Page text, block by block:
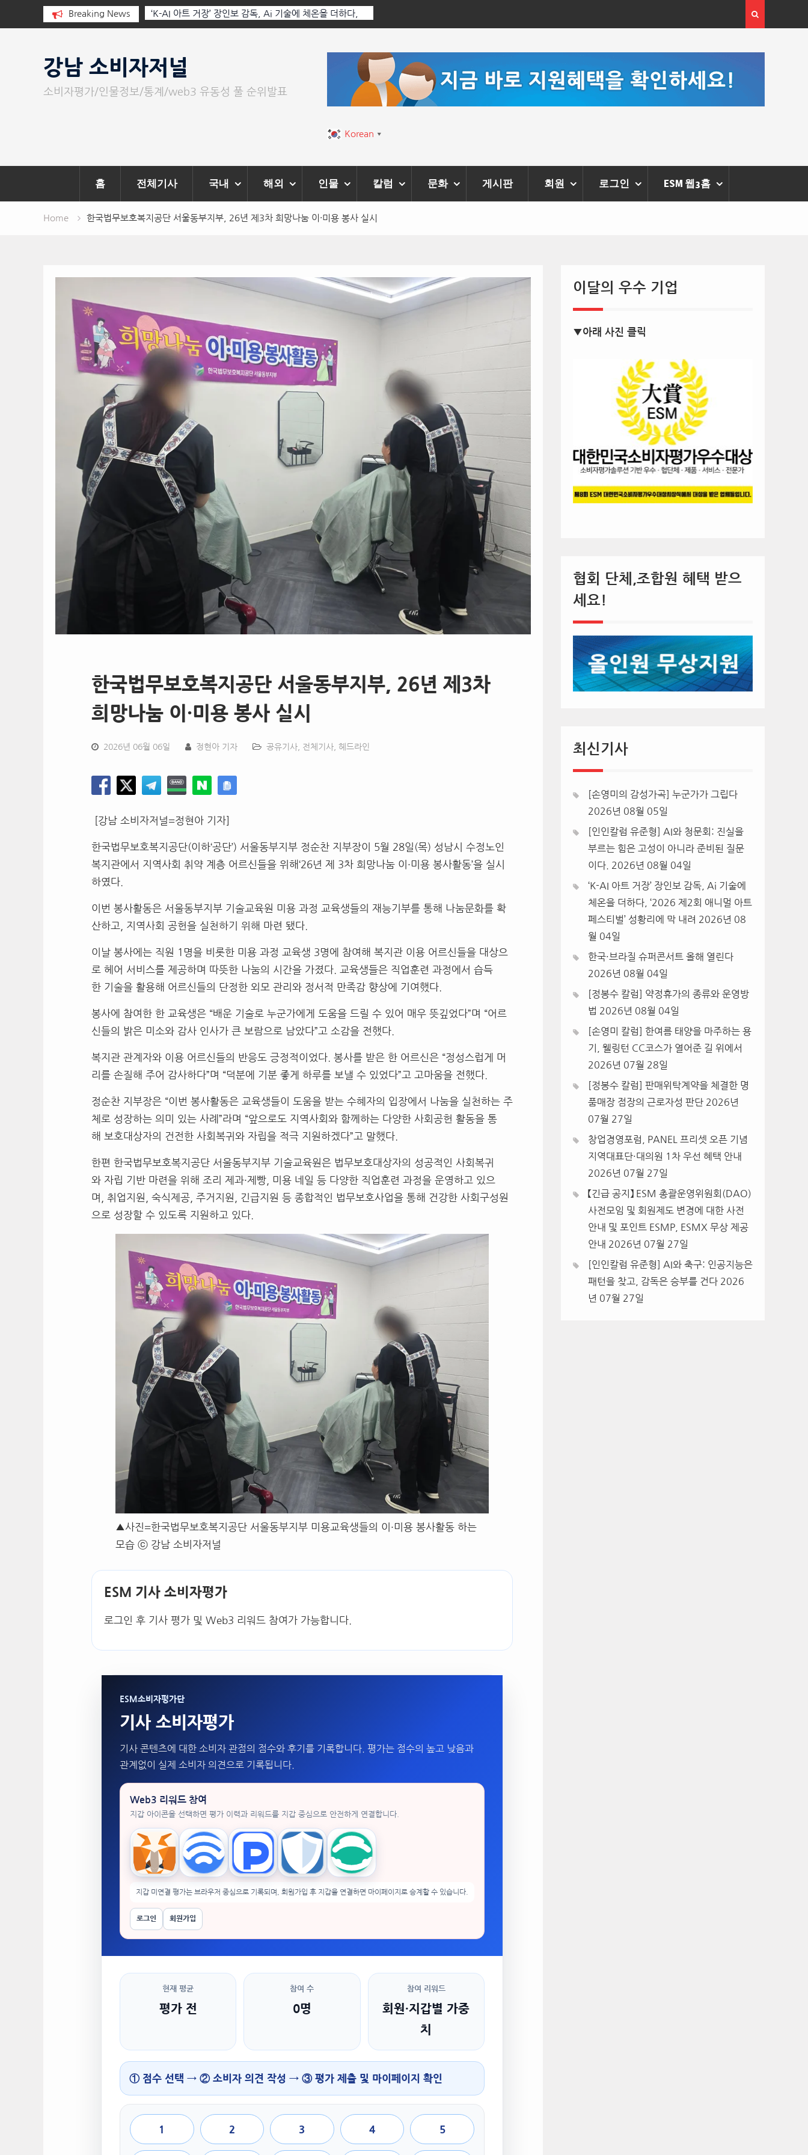
Breaking News
청문회: 진실을 부르는 힘은 고성
이다.
‘K-AI 아트 거장’ 장인보 감독, Ai 기술에 체온을 더하다,
‘2026 제2회 애니멀 아트 페스티벌’ 성황리에 막 내려
[정봉수 칼럼] 약정휴가의 종류와 운영방법
강남 소비자저널
소비자평가/인물정보/통계/web3 유동성 풀 순위발표
Korean ▼
홈 전체기사 국내 해외 인물 칼럼 문화 게시판 회원 로그인 ESM 웹3홈
Home 한국법무보호복지공단 서울동부지부, 26년 제3차 희망나눔 이·미용 봉사 실시
한국법무보호복지공단 서울동부지부, 26년 제3차
희망나눔 이·미용 봉사 실시
2026년 06월 06일 정현아 기자 공유기사 전체기사 헤드라인
[강남 소비자저널=정현아 기자]
한국법무보호복지공단(이하‘공단’) 서울동부지부 정순찬 지부장이 5월 28일(목) 성남시 수정노인
복지관에서 지역사회 취약 계층 어르신들을 위해‘26년 제 3차 희망나눔 이·미용 봉사활동’을 실시
하였다.
이번 봉사활동은 서울동부지부 기술교육원 미용 과정 교육생들의 재능기부를 통해 나눔문화를 확
산하고, 지역사회 공헌을 실천하기 위해 마련 됐다.
이날 봉사에는 직원 1명을 비롯한 미용 과정 교육생 3명에 참여해 복지관 이용 어르신들을 대상으
로 헤어 서비스를 제공하며 따뜻한 나눔의 시간을 가졌다. 교육생들은 직업훈련 과정에서 습득
한 기술을 활용해 어르신들의 단정한 외모 관리와 정서적 만족감 향상에 기여했다.
봉사에 참여한 한 교육생은 “배운 기술로 누군가에게 도움을 드릴 수 있어 매우 뜻깊었다”며 “어르
신들의 밝은 미소와 감사 인사가 큰 보람으로 남았다”고 소감을 전했다.
복지관 관계자와 이용 어르신들의 반응도 긍정적이었다. 봉사를 받은 한 어르신은 “정성스럽게 머
리를 손질해 주어 감사하다”며 “덕분에 기분 좋게 하루를 보낼 수 있었다”고 고마움을 전했다.
정순찬 지부장은 “이번 봉사활동은 교육생들이 도움을 받는 수혜자의 입장에서 나눔을 실천하는 주
체로 성장하는 의미 있는 사례”라며 “앞으로도 지역사회와 함께하는 다양한 사회공헌 활동을 통
해 보호대상자의 건전한 사회복귀와 자립을 적극 지원하겠다”고 말했다.
한편 한국법무보호복지공단 서울동부지부 기술교육원은 법무보호대상자의 성공적인 사회복귀
와 자립 기반 마련을 위해 조리 제과·제빵, 미용 네일 등 다양한 직업훈련 과정을 운영하고 있으
며, 취업지원, 숙식제공, 주거지원, 긴급지원 등 종합적인 법무보호사업을 통해 건강한 사회구성원
으로 성장할 수 있도록 지원하고 있다.
▲사진=한국법무보호복지공단 서울동부지부 미용교육생들의 이·미용 봉사활동 하는
모습 ⓒ 강남 소비자저널
ESM 기사 소비자평가
로그인 후 기사 평가 및 Web3 리워드 참여가 가능합니다.
ESM소비자평가단
기사 소비자평가
기사 콘텐츠에 대한 소비자 관점의 점수와 후기를 기록합니다. 평가는 점수의 높고 낮음과
관계없이 실제 소비자 의견으로 기록됩니다.
Web3 리워드 참여
지갑 아이콘을 선택하면 평가 이력과 리워드를 지갑 중심으로 안전하게 연결합니다.
MetaMask WalletConnectTokenPocket Trust Wallet imToken
지갑 미연결 평가는 브라우저 중심으로 기록되며, 회원가입 후 지갑을 연결하면 마이페이지로 승계할 수 있습니다.
로그인 회원가입
현재 평균
평가 전
참여 수
0명
참여 리워드
회원·지갑별 가중
치
① 점수 선택 → ② 소비자 의견 작성 → ③ 평가 제출 및 마이페이지 확인
1 2 3 4 5
이달의 우수 기업
▼아래 사진 클릭
협회 단체,조합원 혜택 받으
세요!
최신기사
[손영미의 감성가곡] 누군가가 그립다
2026년 08월 05일
[인인칼럼 유준형] AI와 청문회: 진실을
부르는 힘은 고성이 아니라 준비된 질문
이다.
2026년 08월 04일
‘K-AI 아트 거장’ 장인보 감독, Ai 기술에
체온을 더하다, ‘2026 제2회 애니멀 아트
페스티벌’ 성황리에 막 내려 2026년 08
월 04일
한국·브라질 슈퍼콘서트 올해 열린다
2026년 08월 04일
[정봉수 칼럼] 약정휴가의 종류와 운영방
법 2026년 08월 04일
[손영미 칼럼] 한여름 태양을 마주하는 용
기, 웰링턴 CC코스가 열어준 길 위에서
2026년 07월 28일
[정봉수 칼럼] 판매위탁계약을 체결한 명
품매장 점장의 근로자성 판단 2026년
07월 27일
창업경영포럼, PANEL 프리셋 오픈 기념
지역대표단·대의원 1차 우선 혜택 안내
2026년 07월 27일
【긴급 공지】 ESM 총괄운영위원회(DAO)
사전모임 및 회원제도 변경에 대한 사전
안내 및 포인트 ESMP, ESMX 무상 제공
안내 2026년 07월 27일
[인인칼럼 유준형] AI와 축구: 인공지능은
패턴을 찾고, 감독은 승부를 건다 2026
년 07월 27일